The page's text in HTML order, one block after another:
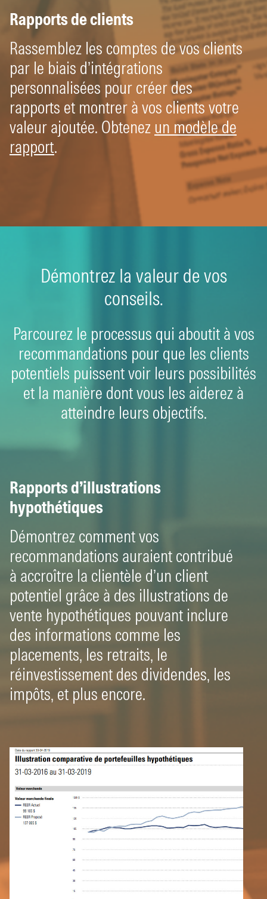
Rapports de clients
Rassemblez les comptes de vos clients
par le biais d’intégrations
personnalisées pour créer des
rapports et montrer à vos clients votre
valeur ajoutée. Obtenez un modèle de
rapport.
Démontrez la valeur de vos
conseils.
Parcourez le processus qui aboutit à vos
recommandations pour que les clients
potentiels puissent voir leurs possibilités
et la manière dont vous les aiderez à
atteindre leurs objectifs.
Rapports d’illustrations
hypothétiques
Démontrez comment vos
recommandations auraient contribué
à accroître la clientèle d’un client
potentiel grâce à des illustrations de
vente hypothétiques pouvant inclure
des informations comme les
placements, les retraits, le
réinvestissement des dividendes, les
impôts, et plus encore.